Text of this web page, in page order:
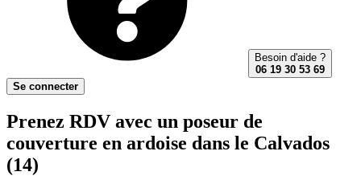
Besoin d'aide ?
06 19 30 53 69
Se connecter
Prenez RDV avec un poseur de
couverture en ardoise dans le Calvados
(14)